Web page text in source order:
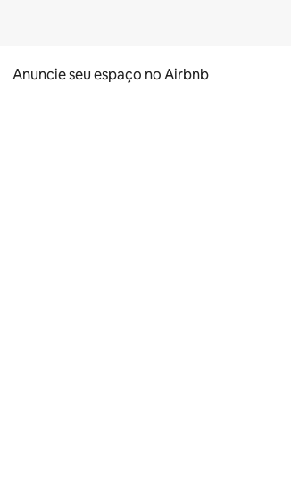
Anuncie seu espaço no Airbnb
tela.